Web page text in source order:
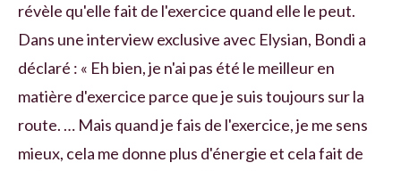
révèle qu'elle fait de l'exercice quand elle le peut.
Dans une interview exclusive avec Elysian, Bondi a
déclaré : « Eh bien, je n'ai pas été le meilleur en
matière d'exercice parce que je suis toujours sur la
route. … Mais quand je fais de l'exercice, je me sens
mieux, cela me donne plus d'énergie et cela fait de